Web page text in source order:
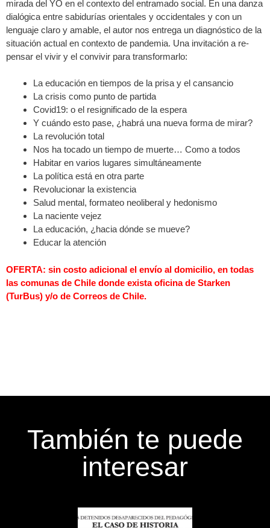
mirada del YO en el contexto del entramado social. En una danza
dialógica entre sabidurías orientales y occidentales y con un
lenguaje claro y amable, el autor nos entrega un diagnóstico de la
situación actual en contexto de pandemia. Una invitación a re-
pensar el vivir y el convivir para transformarlo:
La educación en tiempos de la prisa y el cansancio
La crisis como punto de partida
Covid19: o el resignificado de la espera
Y cuándo esto pase, ¿habrá una nueva forma de mirar?
La revolución total
Nos ha tocado un tiempo de muerte… Como a todos
Habitar en varios lugares simultáneamente
La política está en otra parte
Revolucionar la existencia
Salud mental, formateo neoliberal y hedonismo
La naciente vejez
La educación, ¿hacia dónde se mueve?
Educar la atención
OFERTA: sin costo adicional el envío al domicilio, en todas
las comunas de Chile donde exista oficina de Starken
(TurBus) y/o de Correos de Chile.
También te puede
interesar